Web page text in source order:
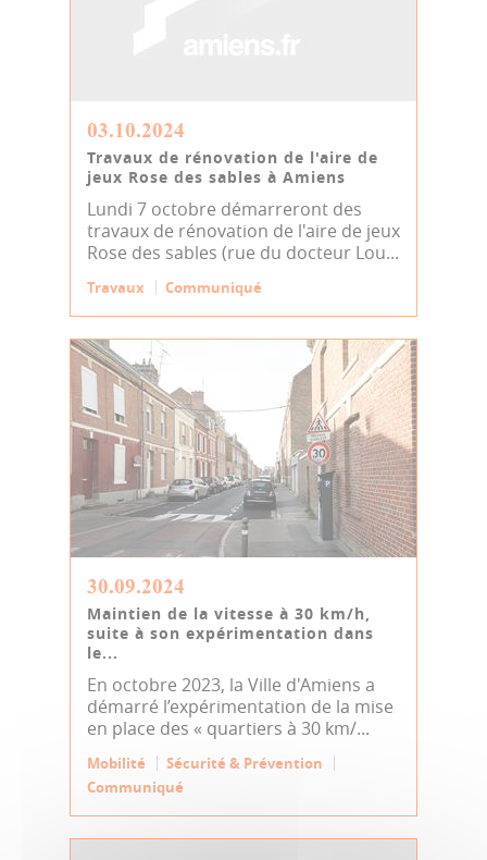
03.10.2024
Travaux de rénovation de l'aire de
jeux Rose des sables à Amiens
Lundi 7 octobre démarreront des
travaux de rénovation de l'aire de jeux
Rose des sables (rue du docteur Lou...
Travaux Communiqué
30.09.2024
Maintien de la vitesse à 30 km/h,
suite à son expérimentation dans
le...
En octobre 2023, la Ville d'Amiens a
démarré l’expérimentation de la mise
en place des « quartiers à 30 km/...
Mobilité
Sécurité & Prévention
Communiqué